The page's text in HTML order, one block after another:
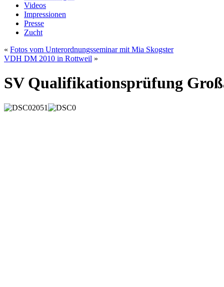
Videos
Impressionen
Presse
Zucht
« Fotos vom Unterordnungsseminar mit Mia Skogster
VDH DM 2010 in Rottweil »
SV Qualifikationsprüfung